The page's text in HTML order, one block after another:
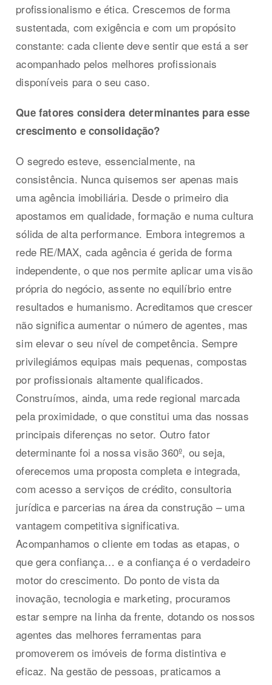
profissionalismo e ética. Crescemos de forma
sustentada, com exigência e com um propósito
constante: cada cliente deve sentir que está a ser
acompanhado pelos melhores profissionais
disponíveis para o seu caso.
Que fatores considera determinantes para esse
crescimento e consolidação?
O segredo esteve, essencialmente, na
consistência. Nunca quisemos ser apenas mais
uma agência imobiliária. Desde o primeiro dia
apostamos em qualidade, formação e numa cultura
sólida de alta performance. Embora integremos a
rede RE/MAX, cada agência é gerida de forma
independente, o que nos permite aplicar uma visão
própria do negócio, assente no equilíbrio entre
resultados e humanismo. Acreditamos que crescer
não significa aumentar o número de agentes, mas
sim elevar o seu nível de competência. Sempre
privilegiámos equipas mais pequenas, compostas
por profissionais altamente qualificados.
Construímos, ainda, uma rede regional marcada
pela proximidade, o que constitui uma das nossas
principais diferenças no setor. Outro fator
determinante foi a nossa visão 360º, ou seja,
oferecemos uma proposta completa e integrada,
com acesso a serviços de crédito, consultoria
jurídica e parcerias na área da construção – uma
vantagem competitiva significativa.
Acompanhamos o cliente em todas as etapas, o
que gera confiança… e a confiança é o verdadeiro
motor do crescimento. Do ponto de vista da
inovação, tecnologia e marketing, procuramos
estar sempre na linha da frente, dotando os nossos
agentes das melhores ferramentas para
promoverem os imóveis de forma distintiva e
eficaz. Na gestão de pessoas, praticamos a